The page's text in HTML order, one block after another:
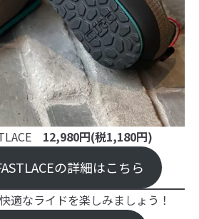
12,980円(税1,180円)
の詳細はこちら
適なライドを楽しみましょう！